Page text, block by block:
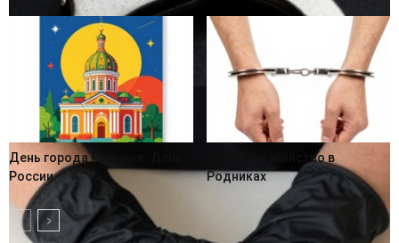
День города Родники. День
России.
Зверское убийство в
Родниках